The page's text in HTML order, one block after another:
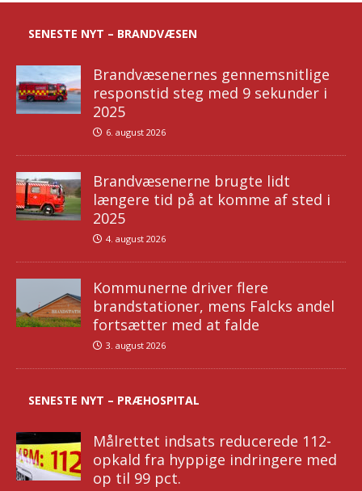
SENESTE NYT – BRANDVÆSEN
Brandvæsenernes gennemsnitlige
responstid steg med 9 sekunder i
2025
6. august 2026
Brandvæsenerne brugte lidt
længere tid på at komme af sted i
2025
4. august 2026
Kommunerne driver flere
brandstationer, mens Falcks andel
fortsætter med at falde
3. august 2026
SENESTE NYT – PRÆHOSPITAL
Målrettet indsats reducerede 112-
opkald fra hyppige indringere med
op til 99 pct.